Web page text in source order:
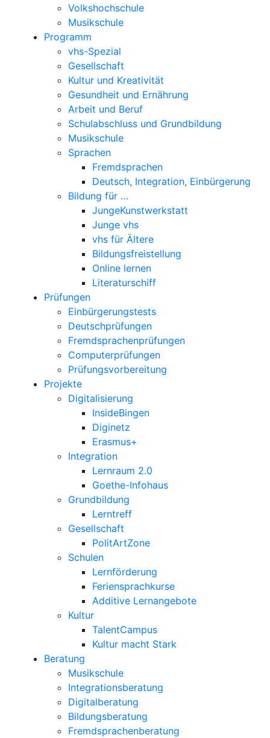
Volkshochschule
Musikschule
Programm
vhs-Spezial
Gesellschaft
Kultur und Kreativität
Gesundheit und Ernährung
Arbeit und Beruf
Schulabschluss und Grundbildung
Musikschule
Sprachen
Fremdsprachen
Deutsch, Integration, Einbürgerung
Bildung für …
JungeKunstwerkstatt
Junge vhs
vhs für Ältere
Bildungsfreistellung
Online lernen
Literaturschiff
Prüfungen
Einbürgerungstests
Deutschprüfungen
Fremdsprachenprüfungen
Computerprüfungen
Prüfungsvorbereitung
Projekte
Digitalisierung
InsideBingen
Diginetz
Erasmus+
Integration
Lernraum 2.0
Goethe-Infohaus
Grundbildung
Lerntreff
Gesellschaft
PolitArtZone
Schulen
Lernförderung
Feriensprachkurse
Additive Lernangebote
Kultur
TalentCampus
Kultur macht Stark
Beratung
Musikschule
Integrationsberatung
Digitalberatung
Bildungsberatung
Fremdsprachenberatung